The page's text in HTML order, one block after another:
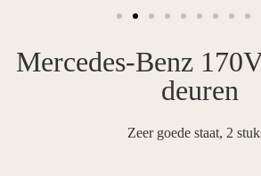
Mercedes-Benz
deuren
Zeer goede staat, 2